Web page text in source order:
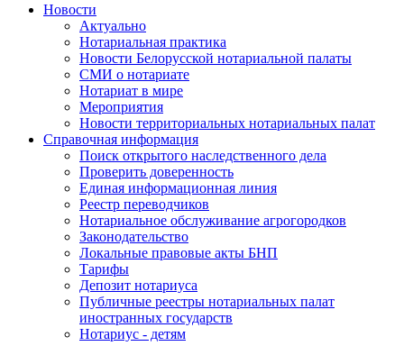
Новости
Актуально
Нотариальная практика
Новости Белорусской нотариальной палаты
СМИ о нотариате
Нотариат в мире
Мероприятия
Новости территориальных нотариальных палат
Справочная информация
Поиск открытого наследственного дела
Проверить доверенность
Единая информационная линия
Реестр переводчиков
Нотариальное обслуживание агрогородков
Законодательство
Локальные правовые акты БНП
Тарифы
Депозит нотариуса
Публичные реестры нотариальных палат
иностранных государств
Нотариус - детям